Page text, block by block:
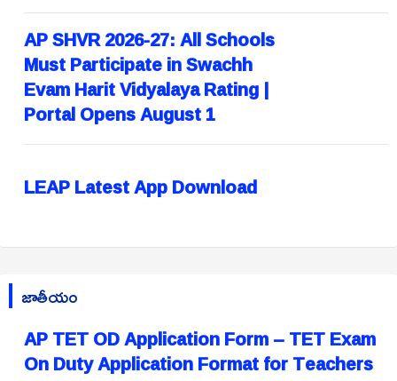
AP SHVR 2026-27: All Schools
Must Participate in Swachh
Evam Harit Vidyalaya Rating |
Portal Opens August 1
LEAP Latest App Download
జాతీయం
AP TET OD Application Form – TET Exam
On Duty Application Format for Teachers